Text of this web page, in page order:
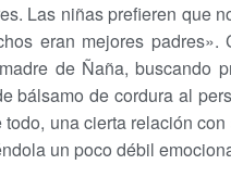
Las niñas prefieren que
eran mejores
de Ñaña, buscando
bálsamo de cordura al
una cierta relación
un poco débil